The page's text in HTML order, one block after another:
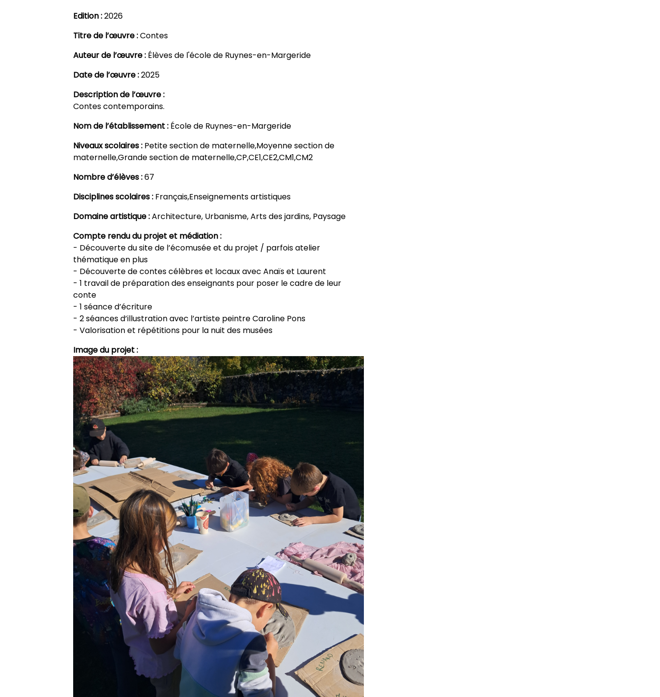
Edition :2026
Titre de l’œuvre :Contes
Auteur de l’œuvre : Élèves de l'école de Ruynes-en-Margeride
Date de l’œuvre :2025
Description de l’œuvre :
Contes contemporains.
Nom de l’établissement : École de Ruynes-en-Margeride
Niveaux scolaires : Petite section de maternelle,Moyenne section de
maternelle,Grande section de maternelle,CP,CE1,CE2,CM1,CM2
Nombre d’élèves :67
Disciplines scolaires : Français,Enseignements artistiques
Domaine artistique :Architecture, Urbanisme, Arts des jardins, Paysage
Compte rendu du projet et médiation :
- Découverte du site de l’écomusée et du projet / parfois atelier
thématique en plus
- Découverte de contes célèbres et locaux avec Anaïs et Laurent
- 1 travail de préparation des enseignants pour poser le cadre de leur
conte
- 1 séance d’écriture
- 2 séances d’illustration avec l’artiste peintre Caroline Pons
- Valorisation et répétitions pour la nuit des musées
Image du projet :